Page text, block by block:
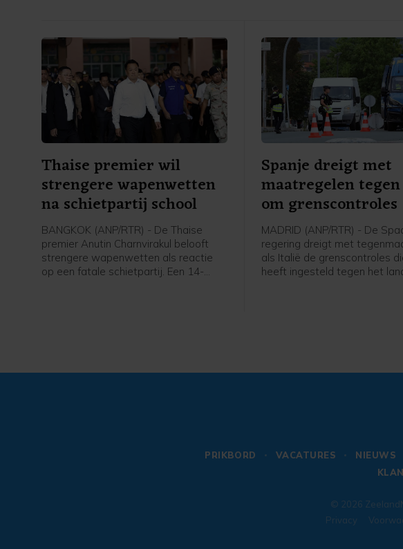
Thaise premier wil
strengere wapenwetten
na schietpartij school
BANGKOK (ANP/RTR) - De Thaise
premier Anutin Charnvirakul belooft
strengere wapenwetten als reactie
op een fatale schietpartij. Een 14-
Spanje dreigt met
maatregelen
om grenscontroles
MADRID (ANP/RTR) - De
regering dreigt met
als Italië de grenscontroles
heeft ingesteld tegen het
PRIKBORD VACATURES NIEUWS
© 2026
Privacy